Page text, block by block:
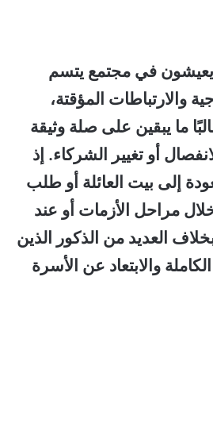
يعيشون في مجتمع يتسم
والارتباطات المؤقتة،
ما يبقين على صلة وثيقة
أو تغيير الشركاء. إذ
إلى بيت العائلة أو طلب
مراحل الأزمات أو عند
العديد من الذكور الذين
والابتعاد عن الأسرة